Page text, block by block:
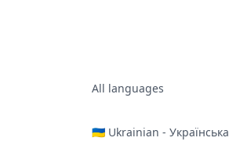
All languages
🇺🇦 Ukrainian - Українська